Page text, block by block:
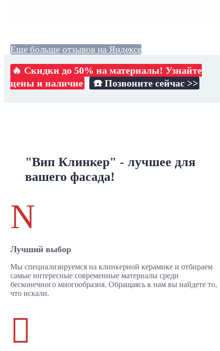
Еще больше отзывов на Яндексе
🔥 Скидки до 50% на материалы! Узнайте
цены и наличие
☎️ Позвоните сейчас >>
"Вип Клинкер" - лучшее для
вашего фасада!
N
Лучший выбор
Мы специализируемся на клинкерной керамике и отбираем
самые интересные современные материалы среди
бесконечного многообразия. Обращаясь к нам вы найдете то,
что искали.
